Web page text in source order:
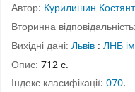
Автор: Курилишин
Вторинна відповідальність:
Вихідні дані: Львів : ЛНБ
Опис: 712 с.
Індекс класифікації: 070.